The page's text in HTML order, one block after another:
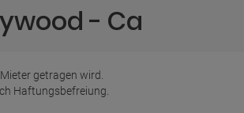
- Ca
getragen wird.
Haftungsbefreiung.